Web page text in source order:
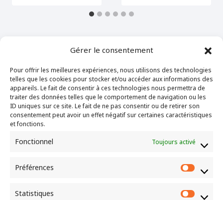
Gérer le consentement
Pour offrir les meilleures expériences, nous utilisons des technologies
telles que les cookies pour stocker et/ou accéder aux informations des
appareils. Le fait de consentir à ces technologies nous permettra de
traiter des données telles que le comportement de navigation ou les
ID uniques sur ce site. Le fait de ne pas consentir ou de retirer son
consentement peut avoir un effet négatif sur certaines caractéristiques
et fonctions.
Fonctionnel Toujours activé
Préférences
Statistiques
"Là où deux ou trois sont assemblés en mon
nom, je suis au milieu d’eux." – Matthieu 18.20